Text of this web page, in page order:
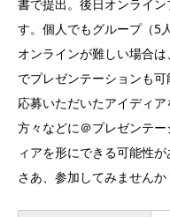
書で提出。後日オンライ
す。個人でもグループ（5
オンラインが難しい場合
でプレゼンテーションも可
応募いただいたアイディ
方々などに＠プレゼンテ
ィアを形にできる可能性が
さあ、参加してみませんか